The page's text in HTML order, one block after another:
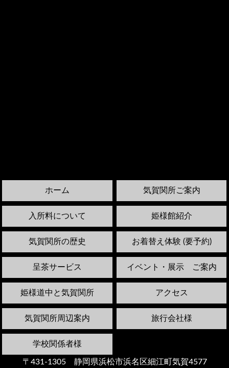
ホーム 気賀関所ご案内
入所料について 姫様館紹介
気賀関所の歴史 お着替え体験 (要予約)
呈茶サービス イベント・展示 ご案内
姫様道中と気賀関所 アクセス
気賀関所周辺案内 旅行会社様
学校関係者様
〒431-1305 静岡県浜松市浜名区細江町気賀4577